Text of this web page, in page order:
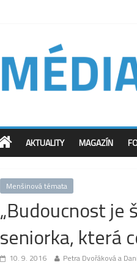
AKTUALITY MAGAZÍN
Menšinová témata
„Budoucnost je
seniorka, která
10. 9. 2016 Petra Dvořáková a